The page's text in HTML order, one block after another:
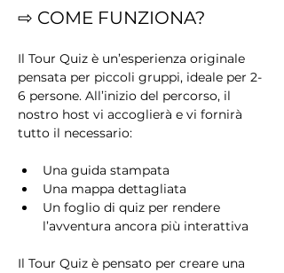
⇨ COME FUNZIONA?
Il Tour Quiz è un’esperienza originale
pensata per piccoli gruppi, ideale per 2-
6 persone. All’inizio del percorso, il
nostro host vi accoglierà e vi fornirà
tutto il necessario:
Una guida stampata
Una mappa dettagliata
Un foglio di quiz per rendere
l’avventura ancora più interattiva
Il Tour Quiz è pensato per creare una